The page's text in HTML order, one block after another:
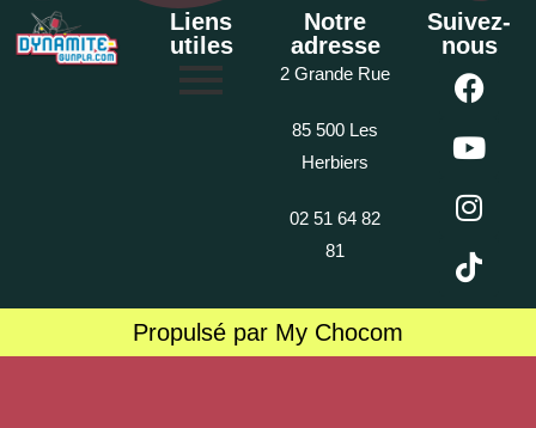
Liens
utiles
Notre
adresse
2 Grande Rue
85 500 Les
Herbiers
02 51 64 82
81
Suivez-
nous
Propulsé par My Chocom